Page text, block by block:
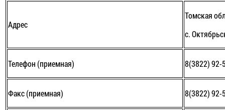
Адрес
Томская
с.
Телефон (приемная) 8(3822) 92-
Факс (приемная) 8(3822) 92-